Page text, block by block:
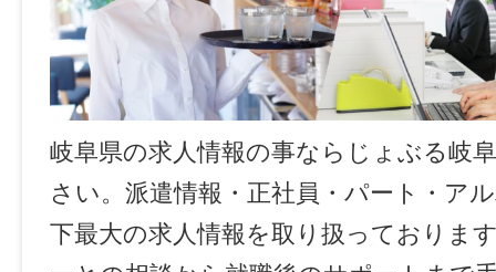
岐阜県の求人情報の事ならじょぶる岐
さい。派遣情報・正社員・パート・ア
下最大の求人情報を取り扱っておりま